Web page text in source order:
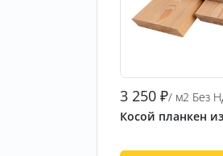
3 250 ₽/ м2 Без
Косой планкен